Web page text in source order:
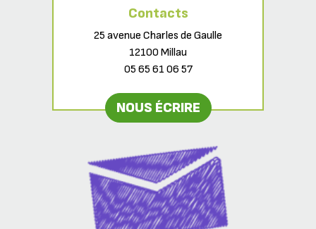
Contacts
25 avenue Charles de Gaulle
12100 Millau
05 65 61 06 57
NOUS ÉCRIRE